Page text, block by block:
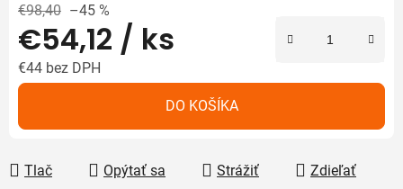
€98,40 –45 %
€54,12 / ks
€44 bez DPH
DO KOŠÍKA
Tlač Opýtať sa Strážiť Zdieľať